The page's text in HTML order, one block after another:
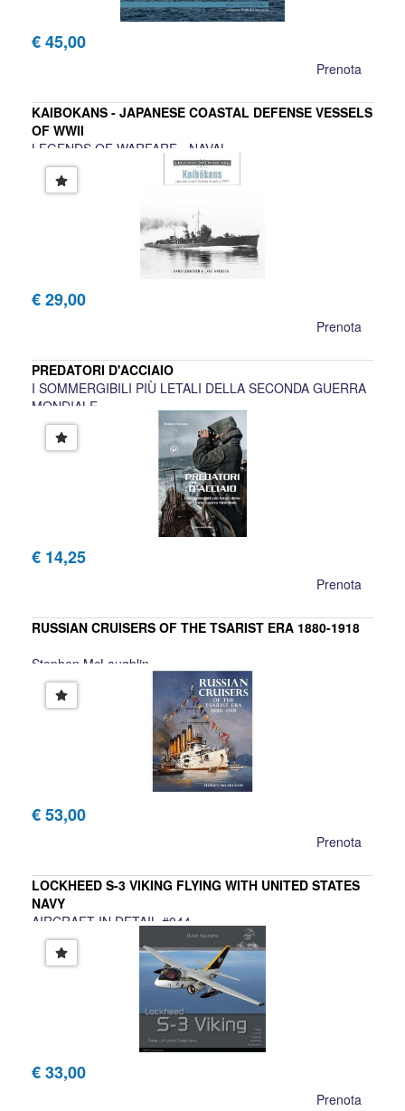
€ 45,00
Prenota
KAIBOKANS - JAPANESE COASTAL DEFENSE VESSELS
OF WWII
LEGENDS OF WARFARE - NAVAL
Hans Lengerer, Lars Ahlberg
€ 29,00
Prenota
PREDATORI D'ACCIAIO
I SOMMERGIBILI PIÙ LETALI DELLA SECONDA GUERRA
MONDIALE
Orazio Ferrara
€ 14,25
Prenota
RUSSIAN CRUISERS OF THE TSARIST ERA 1880-1918
Stephen McLaughlin
€ 53,00
Prenota
LOCKHEED S-3 VIKING FLYING WITH UNITED STATES
NAVY
AIRCRAFT IN DETAIL #044
Duke Hawkins
€ 33,00
Prenota